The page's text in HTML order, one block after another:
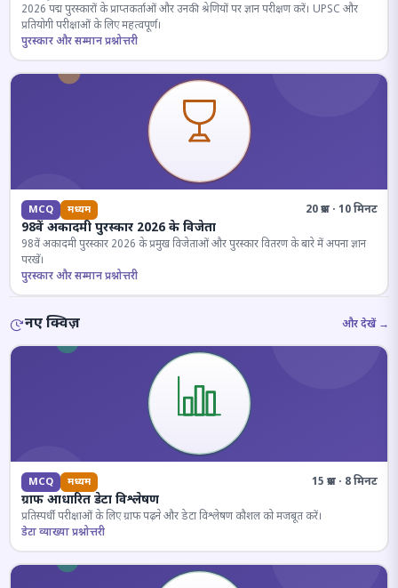
2026 पद्म पुरस्कारों के प्राप्तकर्ताओं और उनकी श्रेणियों पर ज्ञान परीक्षण करें। UPSC और
प्रतियोगी परीक्षाओं के लिए महत्वपूर्ण।
पुरस्कार और सम्मान प्रश्नोत्तरी
MCQ मध्यम 20 प्रश्न · 10 मिनट
98वें अकादमी पुरस्कार 2026 के विजेता
98वें अकादमी पुरस्कार 2026 के प्रमुख विजेताओं और पुरस्कार वितरण के बारे में अपना ज्ञान
परखें।
पुरस्कार और सम्मान प्रश्नोत्तरी
नए क्विज़ और देखें →
MCQ मध्यम 15 प्रश्न · 8 मिनट
ग्राफ आधारित डेटा विश्लेषण
प्रतिस्पर्धी परीक्षाओं के लिए ग्राफ पढ़ने और डेटा विश्लेषण कौशल को मजबूत करें।
डेटा व्याख्या प्रश्नोत्तरी